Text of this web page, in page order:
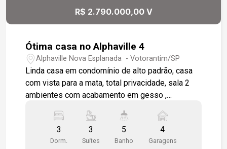
R$ 2.790.000,00 V
Ótima casa no Alphaville 4
Alphaville Nova Esplanada - Votorantim/SP
Linda casa em condomínio de alto padrão, casa
com vista para a mata, total privacidade, sala 2
ambientes com acabamento em gesso ,
lavabo, escritório, sala integrada com a cozinha
em conceito aberto e área gourmet,
proporcionando conforto e aconchego entre os
3
Dorm.
3
Suítes
5
Banho
4
Garagens